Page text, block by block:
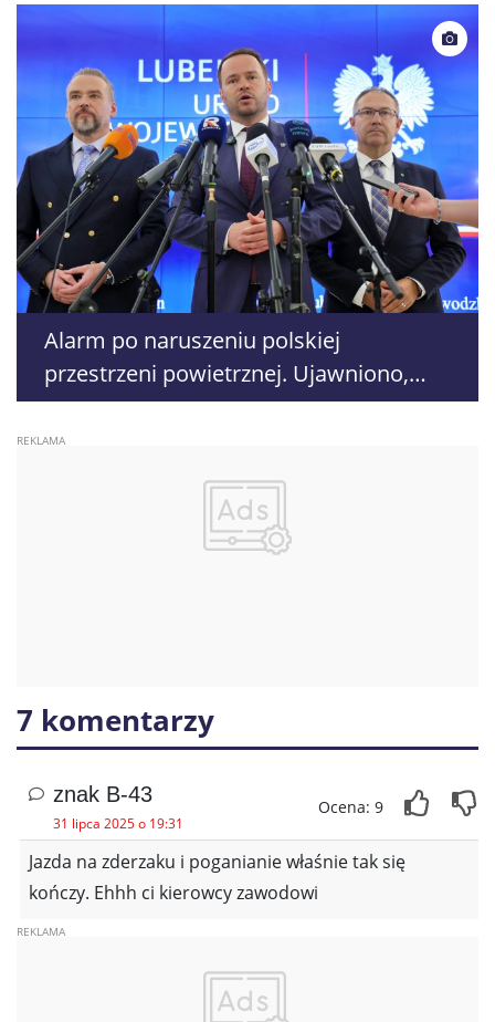
Alarm po naruszeniu polskiej
przestrzeni powietrznej. Ujawniono,
gdzie nie uruchomiono syren
7 komentarzy
znak B-43
31 lipca 2025 o 19:31
Ocena: 9
Jazda na zderzaku i poganianie właśnie tak się
kończy. Ehhh ci kierowcy zawodowi